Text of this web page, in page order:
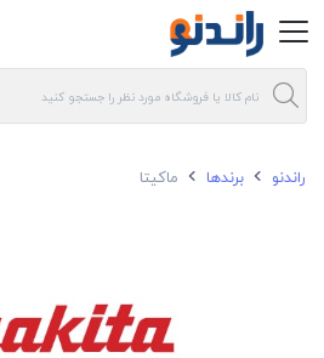
راندنو برندها ماکیتا